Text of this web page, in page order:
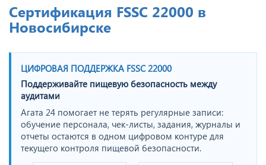
Сертификация FSSC 22000 в
Новосибирске
ЦИФРОВАЯ ПОДДЕРЖКА FSSC 22000
Поддерживайте пищевую безопасность между
аудитами
Агата 24 помогает не терять регулярные записи:
обучение персонала, чек-листы, задания, журналы и
отчеты остаются в одном цифровом контуре для
текущего контроля пищевой безопасности.